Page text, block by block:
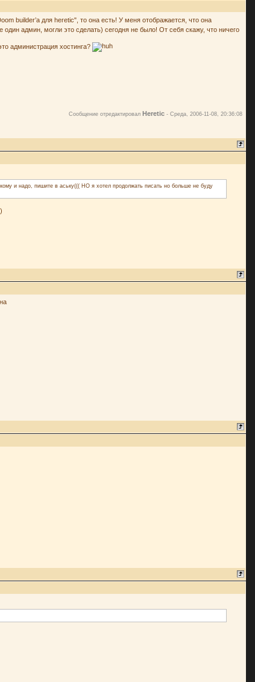
builder’a для heretic", то она есть! У меня отображается, что она
админ, могли это сделать) сегодня не было! От себя скажу, что ничего
администрация хостинга?
Сообщение отредактировал Heretic -Среда, 2006-11-08, 20:36:08
и надо, пишите в аську((( НО я хотел продолжать писать но больше не буду